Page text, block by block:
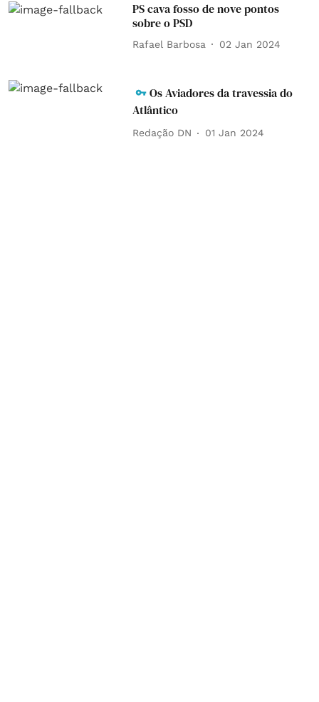
PS cava fosso de nove pontos
sobre o PSD
Rafael Barbosa 02 Jan 2024
Os Aviadores da travessia do
Atlântico
Redação DN 01 Jan 2024